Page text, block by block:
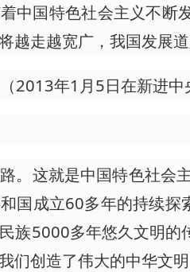
中国特色社会主义不
越走越宽广，我国发展
（2013年1月5日在新进
。这就是中国特色社会
国成立60多年的持续
族5000多年悠久文明
们创造了伟大的中华文